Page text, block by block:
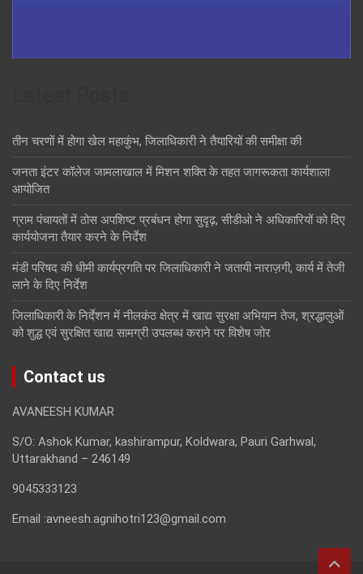
तीन चरणों में होगा खेल महाकुंभ, जिलाधिकारी ने तैयारियों की समीक्षा की
जनता इंटर कॉलेज जामलाखाल में मिशन शक्ति के तहत जागरूकता कार्यशाला
आयोजित
ग्राम पंचायतों में ठोस अपशिष्ट प्रबंधन होगा सुदृढ़, सीडीओ ने अधिकारियों को दिए
कार्ययोजना तैयार करने के निर्देश
मंडी परिषद की धीमी कार्यप्रगति पर जिलाधिकारी ने जतायी नाराज़गी, कार्य में तेजी
लाने के दिए निर्देश
जिलाधिकारी के निर्देशन में नीलकंठ क्षेत्र में खाद्य सुरक्षा अभियान तेज, श्रद्धालुओं
को शुद्ध एवं सुरक्षित खाद्य सामग्री उपलब्ध कराने पर विशेष जोर
Contact us
AVANEESH KUMAR
S/O: Ashok Kumar, kashirampur, Koldwara, Pauri Garhwal,
Uttarakhand – 246149
9045333123
Email :avneesh.agnihotri123@gmail.com